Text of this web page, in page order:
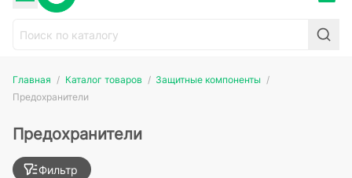
Главная Каталог товаров
Защитные компоненты
Предохранители
Предохранители
Фильтр